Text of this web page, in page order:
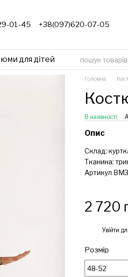
01-45 +38(097)620-07-05
для дітей
Головна
В наявності
Опис
Склад:
Тканина:
Артикул
2 720
Увійти
Розмір